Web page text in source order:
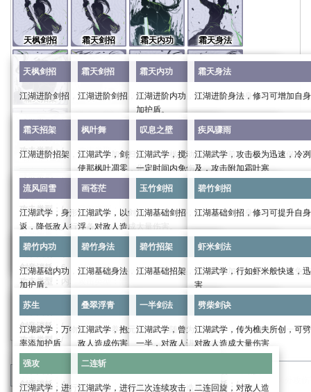
天枫剑招
天枫剑招
江湖进阶剑招，修习可提升自身武力，加强攻击伤害
武学类别：招式
剑意消耗：
攻击类型：/
武学效果：
武力：18
进阶效果：
武力0/6/19/39/66/99
霜天剑招
霜天剑招
江湖进阶剑招，修习可提升自身武力，加强攻击伤害
武学类别：招式
剑意消耗：
攻击类型： /
武学效果：
武力：18
进阶效果：
武力：0/6/19/39/66/99
霜天内功
霜天内功
江湖进阶内功，修习可提高自身气血上限，为
加护盾。
武学类别：
剑意消耗： /
攻击类型：/
武学效果：
气血系数：4.5
进阶效果：
内力：0/50/151/302/504/756
进入战斗时获得的护盾值：0/50/155/305/505/
霜天身法
霜天身法
江湖进阶身法，修习可增加自
武学类别：身法
剑意消耗：
攻击类型： /
武学效果：
身法：18
内防系数：1.0
进阶效果：
身法：0/6/19/39/66/99
霜天招架
霜天招架
江湖进阶招架，修习可增加自身定力，强化免伤
武学类别：招架
剑意消耗：
攻击类型：
/
武学效果：
根骨：10
招架系数： 24.16%
进阶效果：
根骨：0/33/99/198/330/495
枫叶舞
枫叶舞
江湖武学，剑扫寰宇，引枫叶翩翩，萦绕于侧，也可
使那枫叶凋零，化为尘土，加快自身行动条增长，可
提前取消
武学类别： buff
剑意消耗： 2
攻击类型：外攻
提高自身20% 行动增长速度，每次攻击额外造成
续四息。
枫叶舞·凋零：取消行动增长速度加成，立刻攻击一
次，造成12+25% 外攻伤害。
进阶效果：
0/2.5/7.5/12.5/20/27.5%概率立刻进行普通攻击
叹息之壁
叹息之壁
江湖武学，搅动落枫于身前，化作屏障，保护
一定时间内免伤
武学类别：
剑意消耗：4
武学效果：
攻伤害，持续两息
进阶效果：
0/5/15/25/45/55%概率立刻进行普通攻击
疾风骤雨
疾风骤雨
江湖武学，攻击极为迅速，冷
及，攻击附加霜叶寒
武学类别：
剑意消耗：4
武学效果：
霜叶寒：持续十二息，满4层后
雪30%调息时间且添加一层霜
进阶效果：
0/5/15/25/40/55%概率立刻进
流风回雪
流风回雪
江湖武学，身形轻逸飘摇，在枫叶中腾挪，一击则
返，降低敌人行动条
武学类别：
剑意消耗：6
攻击类型：
武学效果：
对方行动力增长速度50%
。
进阶效果：
画苍茫
画苍茫
江湖武学，以剑为笔，描绘那苍茫大地，画尽人世沉
浮，对敌人造成大量伤害。
武学类别：
终结技
剑意消耗：/
武学效果：
攻伤害
进阶效果：
此武功基础伤害提升0/8/16/30/45/60%
玉竹剑招
玉竹剑招
江湖基础剑招，修习可提升自身武力，加强攻
武学类别：招式
剑意消耗：
攻击类型：/
武学效果：
武力：16
进阶效果：
碧竹剑招
碧竹剑招
江湖基础剑招，修习可提升自
武学类别：招式
剑意消耗：
攻击类型： /
武学效果：
武力：16
进阶效果：
碧竹内功
碧竹内功
江湖基础内功，修习可提高自身气血上限，为自己添
加护盾。
武学类别：
剑意消耗： /
攻击类型：
武学效果：
碧竹身法
碧竹身法
江湖基础身法，修习可增加自身防御。
武学类别：身法
剑意消耗：
攻击类型： /
武学效果：
身法：16
碧竹招架
碧竹招架
江湖基础招架，修习可增加自身定力，强化免伤
武学类别：招架
剑意消耗：
攻击类型： /
武学效果：
虾米剑法
虾米剑法
江湖武学，行如虾米般快速，
害
武学类别：
剑意消耗：
3
攻击类型：外攻
苏生
苏生
江湖武学，万物复苏，休养生息，恢复自身气血，概
率添加护盾
武学类别：
剑意消耗： 4
叠翠浮青
叠翠浮青
江湖武学，抱元守一，意随心动，连续回旋打击，对
敌人造成伤害
武学类别：
剑意消耗： 5
一半剑法
一半剑法
江湖武学，曾为江湖绝学，奈何早年流失一半
一半，对敌人进行多次伤害
剑意消耗：8
劈柴剑诀
劈柴剑诀
江湖武学，传为樵夫所创，可
对敌人造成大量伤害
剑意消耗： /
强攻
强攻
江湖武学，进行强猛攻击，气势逼人，对敌人造成伤
二连斩
二连斩
江湖武学，进行二次连续攻击，二连回旋，对敌人造
分类： 武学 天信门